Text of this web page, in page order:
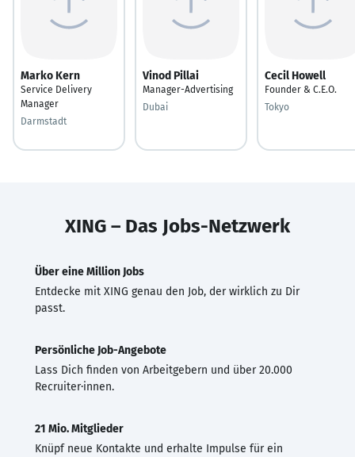
Marko Kern
Service Delivery
Manager
Darmstadt
Vinod Pillai
Manager-Advertising
Dubai
Cecil Howell
Founder & C.E.O.
Tokyo
XING – Das Jobs-Netzwerk
Über eine Million Jobs
Entdecke mit XING genau den Job, der wirklich zu Dir
passt.
Persönliche Job-Angebote
Lass Dich finden von Arbeitgebern und über 20.000
Recruiter·innen.
21 Mio. Mitglieder
Knüpf neue Kontakte und erhalte Impulse für ein